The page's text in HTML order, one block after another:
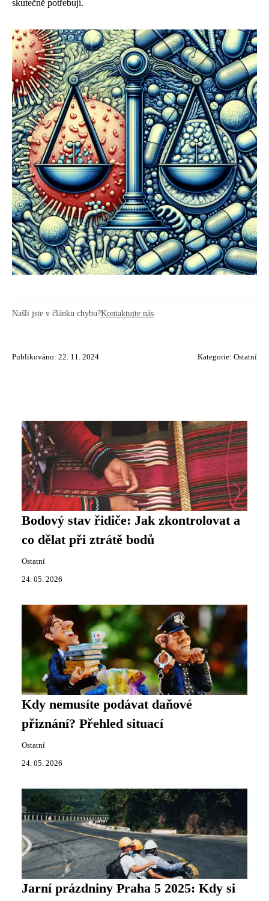
skutečně potřebují.
Našli jste v článku chybu?Kontaktujte nás
Publikováno: 22. 11. 2024 Kategorie: Ostatní
Bodový stav řidiče: Jak zkontrolovat a
co dělat při ztrátě bodů
Ostatní
24. 05. 2026
Kdy nemusíte podávat daňové
přiznání? Přehled situací
Ostatní
24. 05. 2026
Jarní prázdniny Praha 5 2025: Kdy si